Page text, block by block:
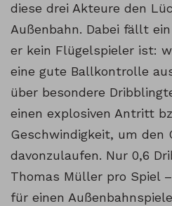
diese drei Akteure den
Außenbahn. Dabei fällt
er kein Flügelspieler ist:
eine gute Ballkontrolle
über besondere
einen explosiven Antritt
Geschwindigkeit, um den
davonzulaufen. Nur 0,6
Thomas Müller pro Spiel
für einen